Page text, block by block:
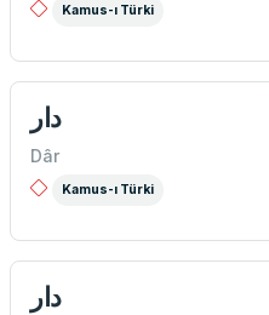
Kamus-ı Türki
دار
Dâr
Kamus-ı Türki
دار